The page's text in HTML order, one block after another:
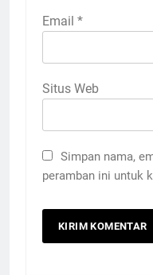
Email *
Situs Web
Simpan nama,
peramban ini untuk